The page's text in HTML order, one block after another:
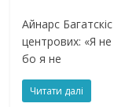
Айнарс
центрових: «Я
бо я не
Читати далі